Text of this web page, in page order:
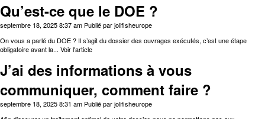
Qu’est-ce que le DOE ?
septembre 18, 2025 8:37 am Publié parjolifisheurope
On vous a parlé du DOE ? Il s’agit du dossier des ouvrages exécutés, c’est une étape
obligatoire avant la... Voir l'article
J’ai des informations à vous
communiquer, comment faire ?
septembre 18, 2025 8:31 am Publié parjolifisheurope